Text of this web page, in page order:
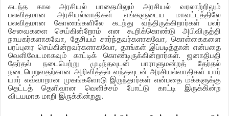
கடந்த கால அரசியல் பாதையிலும் அரசியல்
வரலாற்றிலும்
பலவிதமான
அரசியல்வாதிகள் எங்களுடைய
மாவட்டத்திலே
பலவிதமான
கோணங்களிலே கடந்து வந்திருக்கிறார்கள்
பலர்
சேவைகளை
செய்கின்றோம் என கூறிக்கொண்டு
அபிவிருத்தி
நாயகர்களாகவோ, தேசியம் சார்ந்தவர்களாகவோ, கொள்கைகளை
பரப்புரை செய்கின்றவர்களாகவோ, தாங்கள் இப்படித்தான் என்பதை
வெளிவேடமாகவும்
காட்டிக் கொண்டிருக்கின்றார்கள். ஜனாதிபதி
தேர்தல்
நடைபெற்று முடிந்தவுடன் பாராளுமன்றத்
தேர்தல்
நடைபெறுவதற்கான அறிவித்தல் வந்தவுடன் அரசியல்வாதிகள் யார்
யார் எவ்வாறான முகங்களோடு இருந்தார்கள் என்பதை மக்களுக்கு
தெட்டத்
தெளிவான வெளிச்சம் போட்டு காட்டி
இருக்கின்ற
விடயமாக மாறி இருக்கின்றது.